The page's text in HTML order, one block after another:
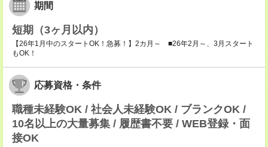
期間
短期（3ヶ月以内）
【26年1月中のスタートOK！急募！】2カ月～ ■26年2月～、3月スタート
もOK！
応募資格・条件
職種未経験OK / 社会人未経験OK / ブランクOK /
10名以上の大量募集 / 履歴書不要 / WEB登録・面
接OK